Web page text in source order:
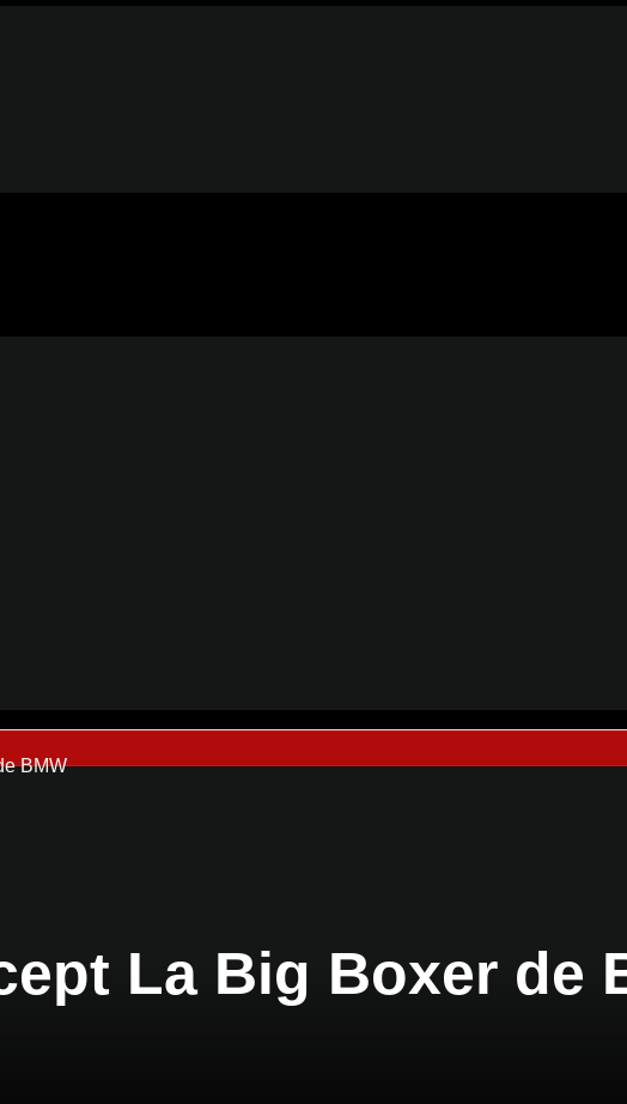
BMW
La Big Boxer de